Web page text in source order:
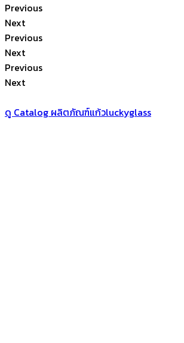
Previous
Next
Previous
Next
Previous
Next
ดู Catalog ผลิตภัณฑ์แก้วluckyglass